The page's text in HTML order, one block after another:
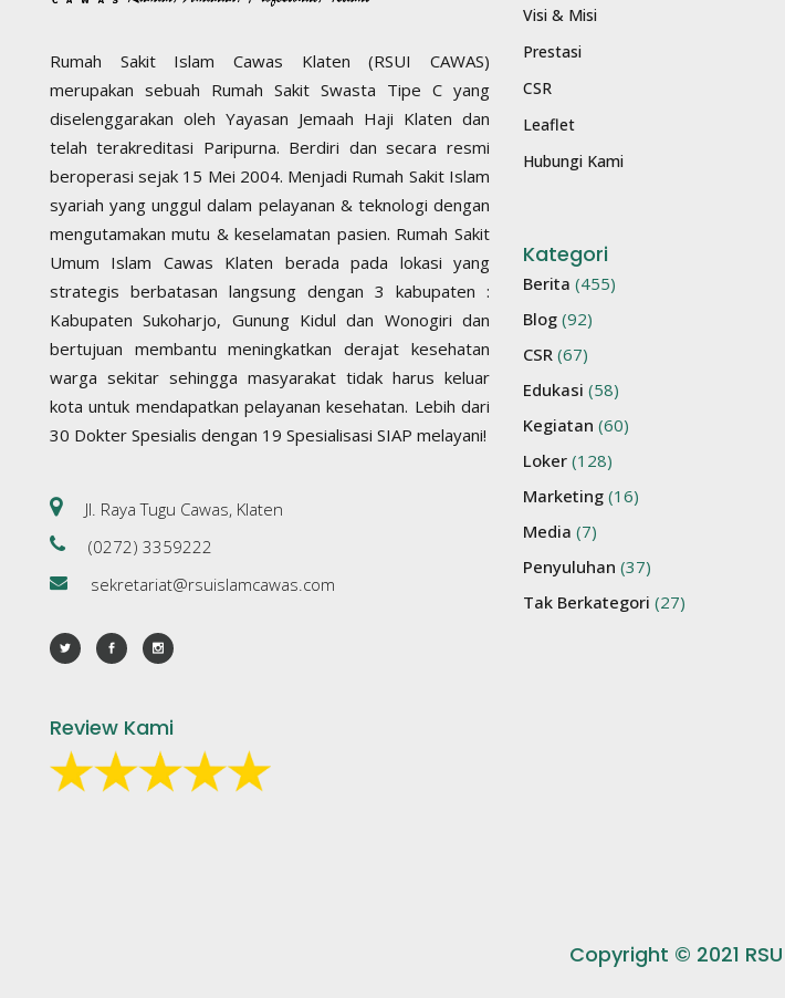
Rumah Sakit Islam Cawas Klaten (RSUI CAWAS)
merupakan sebuah Rumah Sakit Swasta Tipe C yang
diselenggarakan oleh Yayasan Jemaah Haji Klaten dan
telah terakreditasi Paripurna. Berdiri dan secara resmi
beroperasi sejak 15 Mei 2004. Menjadi Rumah Sakit Islam
syariah yang unggul dalam pelayanan & teknologi dengan
mengutamakan mutu & keselamatan pasien. Rumah Sakit
Umum Islam Cawas Klaten berada pada lokasi yang
strategis berbatasan langsung dengan 3 kabupaten :
Kabupaten Sukoharjo, Gunung Kidul dan Wonogiri dan
bertujuan membantu meningkatkan derajat kesehatan
warga sekitar sehingga masyarakat tidak harus keluar
kota untuk mendapatkan pelayanan kesehatan. Lebih dari
30 Dokter Spesialis dengan 19 Spesialisasi SIAP melayani!
Jl. Raya Tugu Cawas, Klaten
(0272) 3359222
sekretariat@rsuislamcawas.com
Review Kami
Visi & Misi
Prestasi
CSR
Leaflet
Hubungi Kami
Kategori
Berita (455)
Blog(92)
CSR(67)
Edukasi (58)
Kegiatan (60)
Loker(128)
Marketing(16)
Media (7)
Penyuluhan (37)
Tak Berkategori (27)
Copyright © 2021